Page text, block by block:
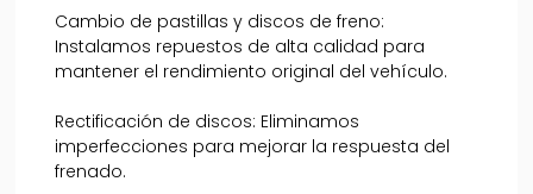
Cambio de pastillas y discos de freno:
Instalamos repuestos de alta calidad para
mantener el rendimiento original del vehículo.
Rectificación de discos: Eliminamos
imperfecciones para mejorar la respuesta del
frenado.